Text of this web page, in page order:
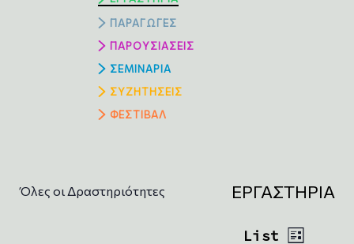
ΠΑΡΑΓΩΓΕΣ
ΠΑΡΟΥΣΙΑΣΕΙΣ
ΣΕΜΙΝΑΡΙΑ
ΣΥΖΗΤΗΣΕΙΣ
ΦΕΣΤΙΒΑΛ
Όλες οι Δραστηριότητες
ΕΡΓΑΣΤΗΡΙΑ
V
Ε
List